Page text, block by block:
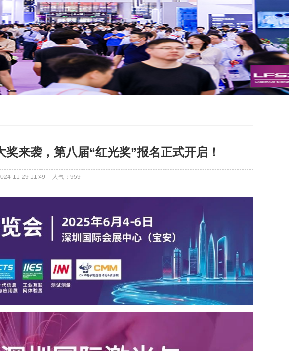
来袭，第八届“红光奖”报名正式开启！
11-29 11:49 人气： 959